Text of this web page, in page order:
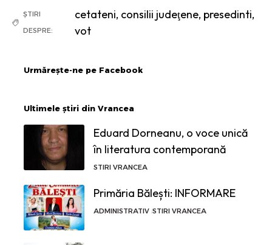
ȘTIRI
DESPRE:
cetateni, consilii judeţene, presedinti,
vot
Urmărește-ne pe Facebook
Ultimele știri din Vrancea
Eduard Dorneanu, o voce unică
în literatura contemporană
STIRI VRANCEA
Primăria Bălești: INFORMARE
ADMINISTRATIV STIRI VRANCEA